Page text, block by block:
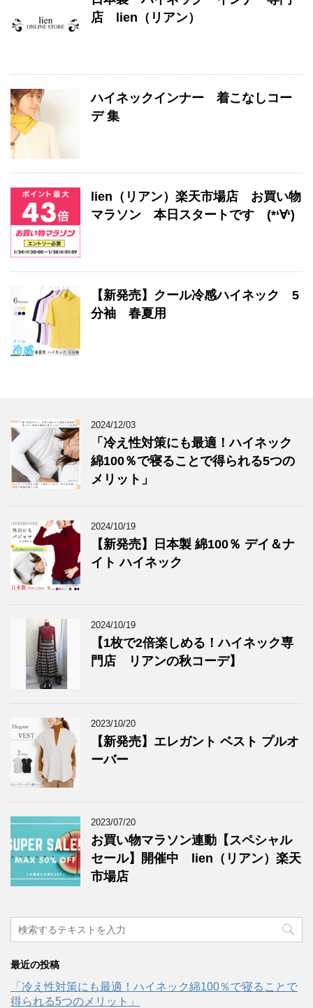
店 lien（リアン）
ハイネックインナー 着こなしコー
デ 集
lien（リアン）楽天市場店 お買い物
マラソン 本日スタートです (*‘∀‘)
【新発売】クール冷感ハイネック 5
分袖 春夏用
2024/12/03
「冷え性対策にも最適！ハイネック
綿100％で寝ることで得られる5つの
メリット」
2024/10/19
【新発売】日本製 綿100％ デイ＆ナ
イト ハイネック
2024/10/19
【1枚で2倍楽しめる！ハイネック専
門店 リアンの秋コーデ】
2023/10/20
【新発売】エレガント ベスト プルオ
ーバー
2023/07/20
お買い物マラソン連動【スペシャル
セール】開催中 lien（リアン）楽天
市場店
最近の投稿
「冷え性対策にも最適！ハイネック綿100％で寝ることで
得られる5つのメリット」